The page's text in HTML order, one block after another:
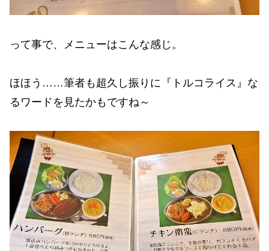
って事で、メニューはこんな感じ。
ほほう……筆者も超久し振りに『トルコライス』な
るワードを見たかもですね～